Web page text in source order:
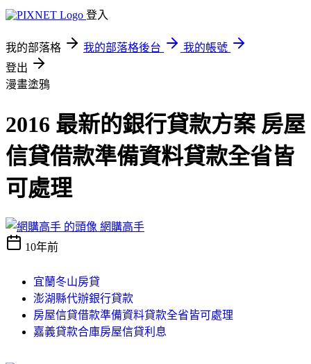
登入
我的部落格 我的部落格後台
我的帳號
登出
漫畫塗鴉
2016 最新的銀行貸款方案 房屋
信貸借款準備資料貸款全省皆
可處理
網購高手
10年前
宜蘭冬山房貸
澎湖縣代辦銀行貸款
房屋信貸借款準備資料貸款全省皆可處理
嘉義貸款合庫房屋信貸利息